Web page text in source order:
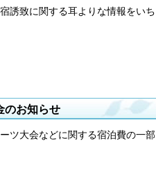
誘致に関する耳よりな情報をいち
のお知らせ
ツ大会などに関する宿泊費の一部